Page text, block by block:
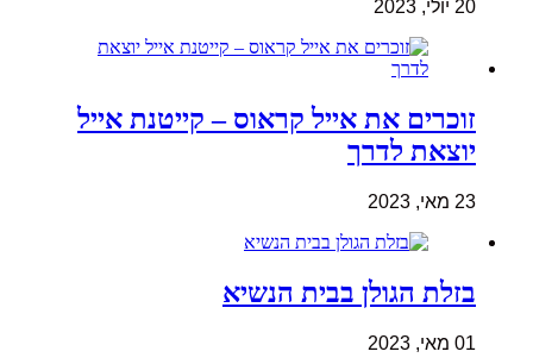
20 יולי, 2023
זוכרים את אייל קראוס – קייטנת אייל
יוצאת לדרך
23 מאי, 2023
בזלת הגולן בבית הנשיא
01 מאי, 2023